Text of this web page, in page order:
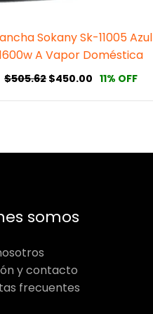
Sokany Sk-11005 Azul
A Vapor Doméstica
$505.62 $450.00 11% OFF
somos
y contacto
frecuentes